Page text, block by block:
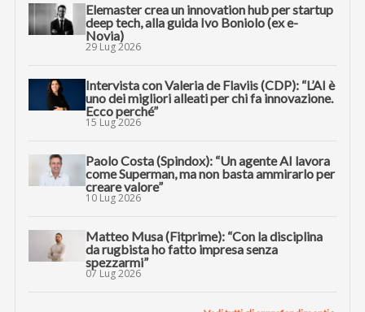
Elemaster crea un innovation hub per startup
deep tech, alla guida Ivo Boniolo (ex e-
Novia)
29 Lug 2026
Intervista con Valeria de Flaviis (CDP): “L’AI è
uno dei migliori alleati per chi fa innovazione.
Ecco perché”
15 Lug 2026
Paolo Costa (Spindox): “Un agente AI lavora
come Superman, ma non basta ammirarlo per
creare valore”
10 Lug 2026
Matteo Musa (Fitprime): “Con la disciplina
da rugbista ho fatto impresa senza
spezzarmi”
07 Lug 2026